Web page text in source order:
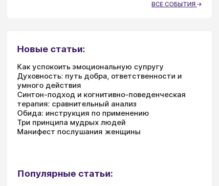
ВСЕ СОБЫТИЯ
Новые статьи:
Как успокоить эмоциональную супругу
Духовность: путь добра, ответственности и
умного действия
Синтон-подход и когнитивно-поведенческая
терапия: сравнительный анализ
Обида: инструкция по применению
Три принципа мудрых людей
Манифест послушания женщины
Популярные статьи: